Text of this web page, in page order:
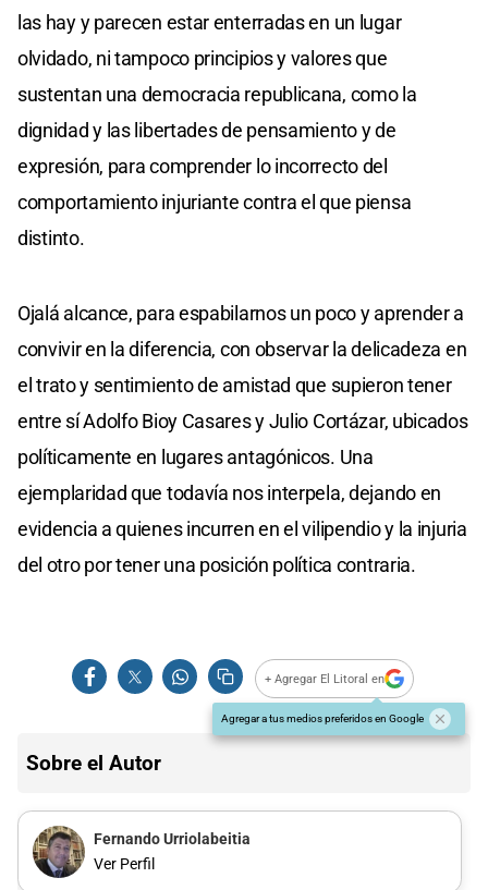
las hay y parecen estar enterradas en un lugar
olvidado, ni tampoco principios y valores que
sustentan una democracia republicana, como la
dignidad y las libertades de pensamiento y de
expresión, para comprender lo incorrecto del
comportamiento injuriante contra el que piensa
distinto.
Ojalá alcance, para espabilarnos un poco y aprender a
convivir en la diferencia, con observar la delicadeza en
el trato y sentimiento de amistad que supieron tener
entre sí Adolfo Bioy Casares y Julio Cortázar, ubicados
políticamente en lugares antagónicos. Una
ejemplaridad que todavía nos interpela, dejando en
evidencia a quienes incurren en el vilipendio y la injuria
del otro por tener una posición política contraria.
+ Agregar El Litoral en
Agregar a tus medios preferidos en Google
Sobre el Autor
Fernando Urriolabeitia
Ver Perfil